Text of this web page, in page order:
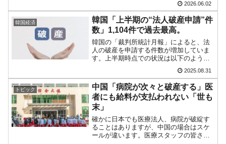
【韓国の外貨準備】2026年07月は4,279億ド
ル。外平債の発行「19.4億ドル」
『Money1』
韓国「ここは北朝鮮なのか。選管がサーバー
にウソのデータを入力したのは明白だ」
韓国･李在明さっそく不動産対策で浅薄な発
言。
『Money1』
韓国は「中国と同じく」投資に不適格な国
だ。
『Money1』
『韓国銀行』が「金の保有量を増やします」
⇒「金を経由するドル入手」手段ではないのか？
「これからどうするんだろう」という状
態です。Money1でもご紹介してきたとお
り、半導体企業は史上...
2026.06.02
韓国経済
韓国「上半期の“法人破産申請”件
数」1,104件で過去最高。
韓国の「裁判所統計月報」によると、法
人の破産を申請する件数が増加していま
す。上半期時点での状況は以下のように
なります。01～06月累計2024年：987件
2025年：1,104件対前年同期比で、破産申
請件数は「11.9％」増えています。上
半...
2025.08.31
トピック
中国「病院が次々と破産する」医
者にも給料が支払われない「世も
末」
確かに日本でも医療法人、病院が破綻す
ることはありますが、中国の場合はスケ
ールが違います。医療スタッフの皆さん